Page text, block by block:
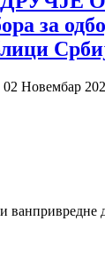
за
Новембар